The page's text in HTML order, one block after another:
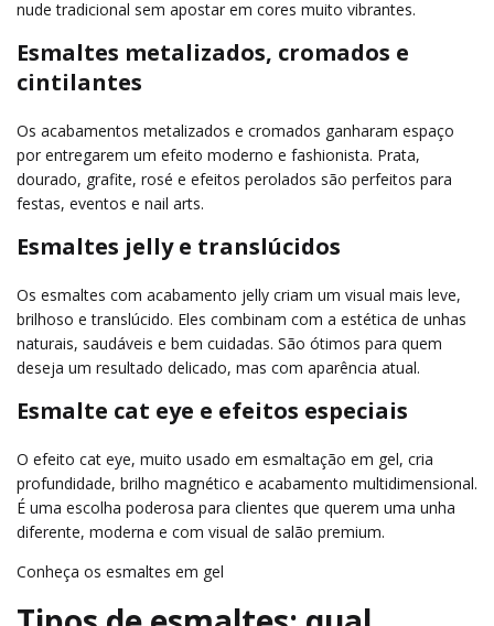
nude tradicional sem apostar em cores muito vibrantes.
Esmaltes metalizados, cromados e
cintilantes
Os acabamentos metalizados e cromados ganharam espaço
por entregarem um efeito moderno e fashionista. Prata,
dourado, grafite, rosé e efeitos perolados são perfeitos para
festas, eventos e nail arts.
Esmaltes jelly e translúcidos
Os esmaltes com acabamento jelly criam um visual mais leve,
brilhoso e translúcido. Eles combinam com a estética de unhas
naturais, saudáveis e bem cuidadas. São ótimos para quem
deseja um resultado delicado, mas com aparência atual.
Esmalte cat eye e efeitos especiais
O efeito cat eye, muito usado em esmaltação em gel, cria
profundidade, brilho magnético e acabamento multidimensional.
É uma escolha poderosa para clientes que querem uma unha
diferente, moderna e com visual de salão premium.
Conheça os esmaltes em gel